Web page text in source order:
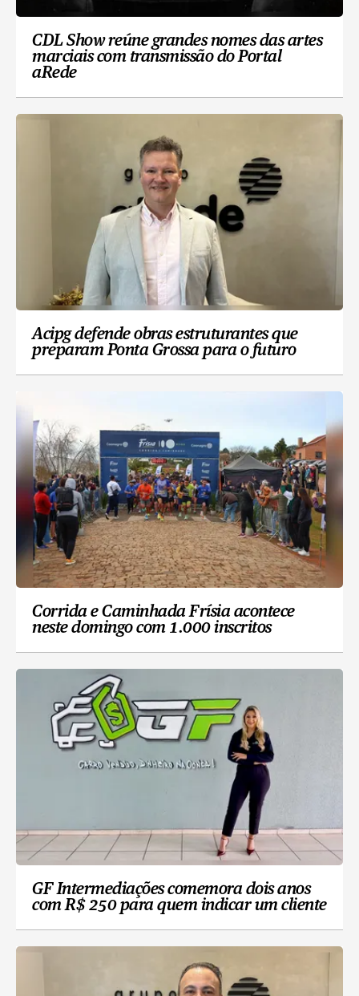
CDL Show reúne grandes nomes das artes
marciais com transmissão do Portal
aRede
Acipg defende obras estruturantes que
preparam Ponta Grossa para o futuro
Corrida e Caminhada Frísia acontece
neste domingo com 1.000 inscritos
GF Intermediações comemora dois anos
com R$ 250 para quem indicar um cliente